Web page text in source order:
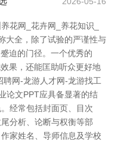
花网_花卉网_养花知识_
大全，除了试验的严谨性与
迫的门径。一个优秀的
果，还能匡助听众更好地
网-龙游人才网-龙游找工
论文PPT应具备显著的结
经常包括封面页、目次
分析、论断与权衡等部
家姓名、导师信息及学校